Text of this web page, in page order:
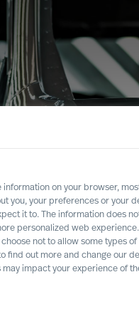
on your browser,
you, your preferences or your
it to. The information does
personalized web experience.
not to allow some types of
find out more and change our
impact your experience of